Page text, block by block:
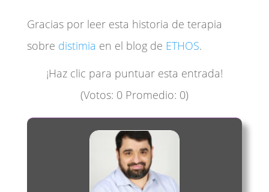
Gracias por leer esta historia de terapia
sobre distimia en el blog de ETHOS.
¡Haz clic para puntuar esta entrada!
(Votos: 0Promedio: 0)